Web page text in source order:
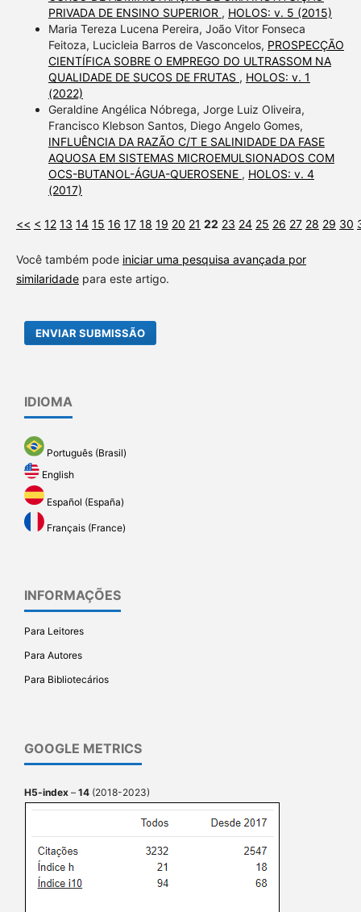
PRIVADA DE ENSINO SUPERIOR , HOLOS: v. 5 (2015)
Maria Tereza Lucena Pereira, João Vitor Fonseca
Feitoza, Lucicleia Barros de Vasconcelos, PROSPECÇÃO
CIENTÍFICA SOBRE O EMPREGO DO ULTRASSOM NA
QUALIDADE DE SUCOS DE FRUTAS , HOLOS: v. 1
(2022)
Geraldine Angélica Nóbrega, Jorge Luiz Oliveira,
Francisco Klebson Santos, Diego Angelo Gomes,
INFLUÊNCIA DA RAZÃO C/T E SALINIDADE DA FASE
AQUOSA EM SISTEMAS MICROEMULSIONADOS COM
OCS-BUTANOL-ÁGUA-QUEROSENE , HOLOS: v. 4
(2017)
<< < 12 13 14 15 16 17 18 19 20 21 22 23 24 25 26 27 28 29 30
Você também pode iniciar uma pesquisa avançada por
similaridadepara este artigo.
ENVIAR SUBMISSÃO
IDIOMA
Português (Brasil)
English
Español (España)
Français (France)
INFORMAÇÕES
Para Leitores
Para Autores
Para Bibliotecários
GOOGLE METRICS
H5-index – 14 (2018-2023)